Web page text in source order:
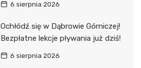
6 sierpnia 2026
Ochłódź się w Dąbrowie Górniczej!
Bezpłatne lekcje pływania już dziś!
6 sierpnia 2026